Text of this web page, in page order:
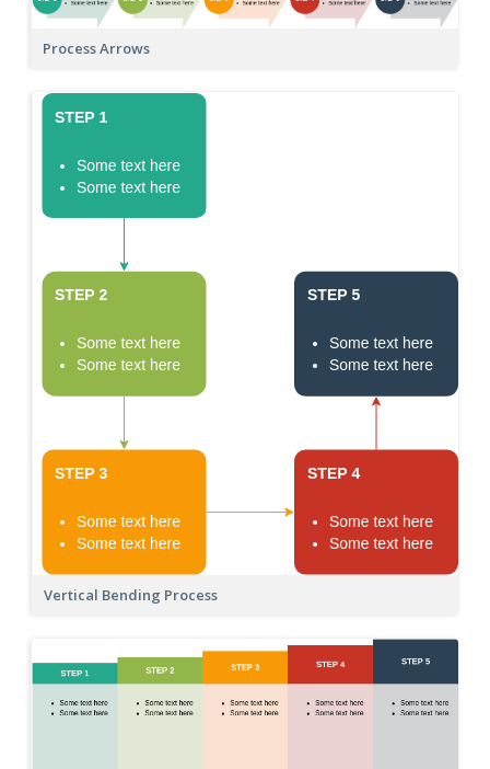
Process Arrows
Vertical Bending Process